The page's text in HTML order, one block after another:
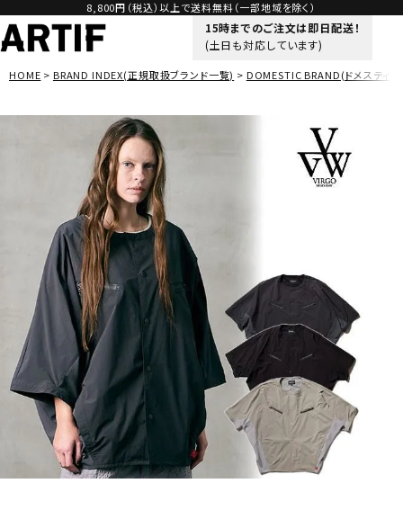
8,800円（税込）以上で送料無料（一部地域を除く）
15時までのご注文は即日配送！
(土日も対応しています)
HOME BRAND INDEX(正規取扱ブランド一覧) DOMESTIC BRAND(ドメスティッ